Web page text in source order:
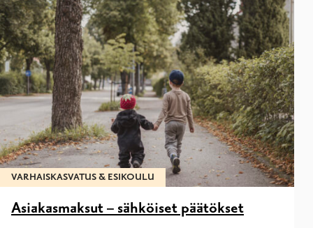
VARHAISKASVATUS & ESIKOULU
Asiakasmaksut – sähköiset päätökset